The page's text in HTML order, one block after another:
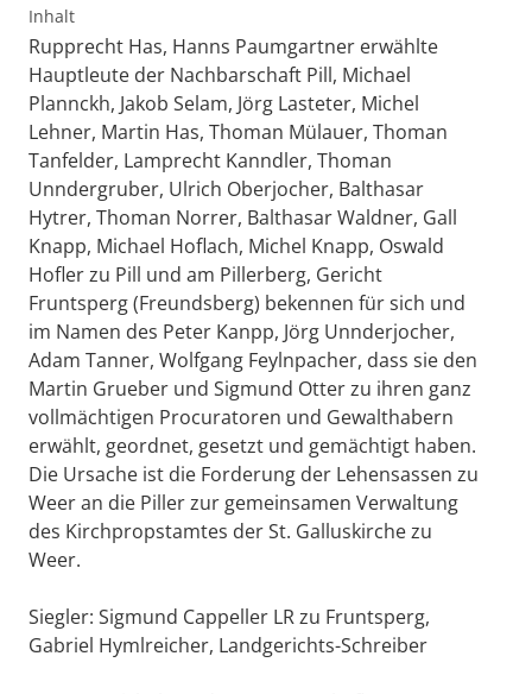
Inhalt
Rupprecht Has, Hanns Paumgartner erwählte
Hauptleute der Nachbarschaft Pill, Michael
Plannckh, Jakob Selam, Jörg Lasteter, Michel
Lehner, Martin Has, Thoman Mülauer, Thoman
Tanfelder, Lamprecht Kanndler, Thoman
Unndergruber, Ulrich Oberjocher, Balthasar
Hytrer, Thoman Norrer, Balthasar Waldner, Gall
Knapp, Michael Hoflach, Michel Knapp, Oswald
Hofler zu Pill und am Pillerberg, Gericht
Fruntsperg (Freundsberg) bekennen für sich und
im Namen des Peter Kanpp, Jörg Unnderjocher,
Adam Tanner, Wolfgang Feylnpacher, dass sie den
Martin Grueber und Sigmund Otter zu ihren ganz
vollmächtigen Procuratoren und Gewalthabern
erwählt, geordnet, gesetzt und gemächtigt haben.
Die Ursache ist die Forderung der Lehensassen zu
Weer an die Piller zur gemeinsamen Verwaltung
des Kirchpropstamtes der St. Galluskirche zu
Weer.
Siegler: Sigmund Cappeller LR zu Fruntsperg,
Gabriel Hymlreicher, Landgerichts-Schreiber